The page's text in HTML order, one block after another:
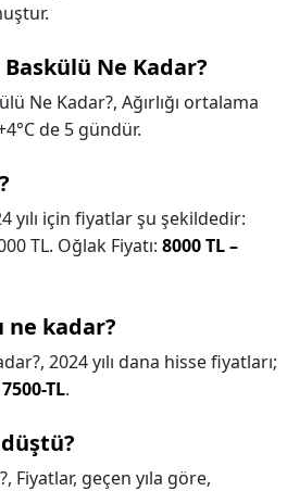
Baskülü Ne Kadar?
Ne Kadar?, Ağırlığı ortalama
de 5 gündür.
yılı için fiyatlar şu şekildedir:
TL. Oğlak Fiyatı: 8000 TL –
ne kadar?
2024 yılı dana hisse fiyatları;
TL.
Fiyatlar, geçen yıla göre,